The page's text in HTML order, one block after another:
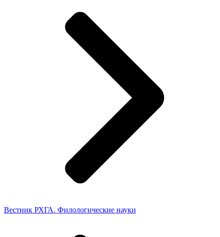
Вестник РХГА. Филологические науки